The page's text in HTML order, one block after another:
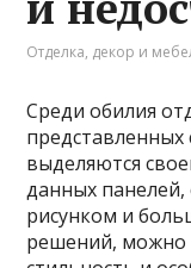
Отделка, декор и
Среди обилия
выделяются
данных
рисунком и
решений,